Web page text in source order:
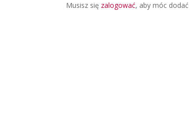
Musisz się zalogować, aby móc